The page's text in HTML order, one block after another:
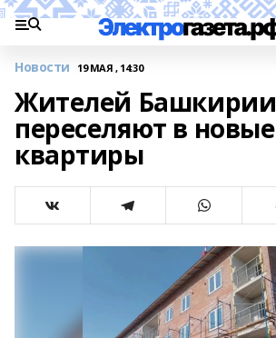
Новости 19 МАЯ , 14:30
Жителей Башкирии
переселяют в новые
квартиры